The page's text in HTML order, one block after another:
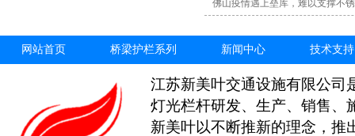
佛山疫情遇上垒库，难以支撑不
网站首页 桥梁护栏系列 新闻中心 技术支持
江苏新美叶交通设施有限公司
灯光栏杆研发、生产、销售、
新美叶以不断推新的理念，推